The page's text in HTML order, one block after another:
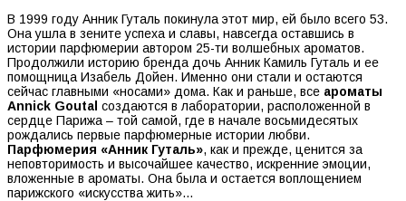
В 1999 году Анник Гуталь покинула этот мир, ей было всего 53.
Она ушла в зените успеха и славы, навсегда оставшись в
истории парфюмерии автором 25-ти волшебных ароматов.
Продолжили историю бренда дочь Анник Камиль Гуталь и ее
помощница Изабель Дойен. Именно они стали и остаются
сейчас главными «носами» дома. Как и раньше, все ароматы
Annick Goutal создаются в лаборатории, расположенной в
сердце Парижа – той самой, где в начале восьмидесятых
рождались первые парфюмерные истории любви.
Парфюмерия «Анник Гуталь», как и прежде, ценится за
неповторимость и высочайшее качество, искренние эмоции,
вложенные в ароматы. Она была и остается воплощением
парижского «искусства жить»…